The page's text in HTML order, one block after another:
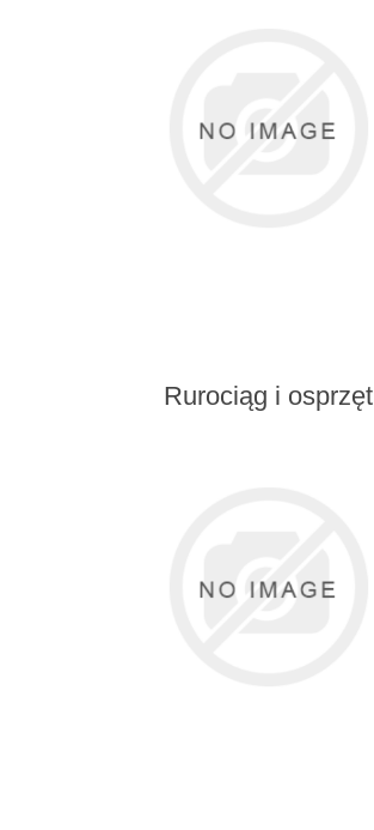
Rurociąg i osprzęt